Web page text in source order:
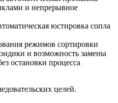
и непрерывное
юстировка сопла
режимов сортировки
и возможность замены
остановки процесса
целей.